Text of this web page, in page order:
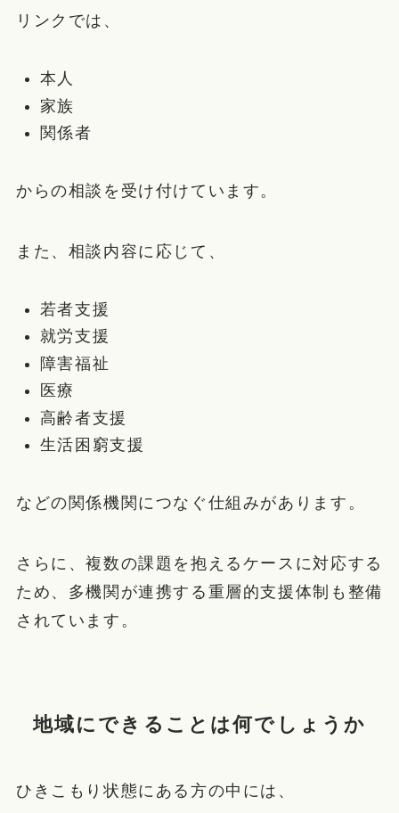
リンクでは、
本人
家族
関係者
からの相談を受け付けています。
また、相談内容に応じて、
若者支援
就労支援
障害福祉
医療
高齢者支援
生活困窮支援
などの関係機関につなぐ仕組みがあります。
さらに、複数の課題を抱えるケースに対応する
ため、多機関が連携する重層的支援体制も整備
されています。
地域にできることは何でしょうか
ひきこもり状態にある方の中には、